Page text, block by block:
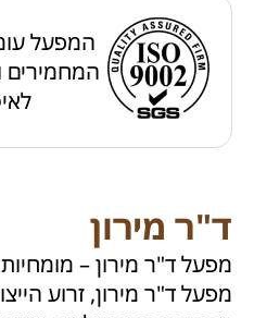
המחמירים
ד"ר מירון
מפעל ד"ר מירון –
מפעל ד"ר מירון, זרוע